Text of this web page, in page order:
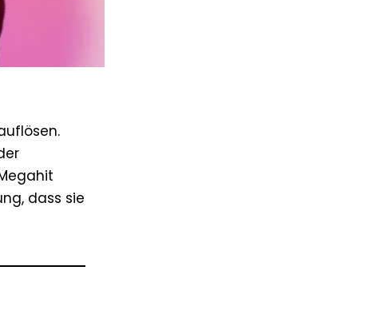
dass sie